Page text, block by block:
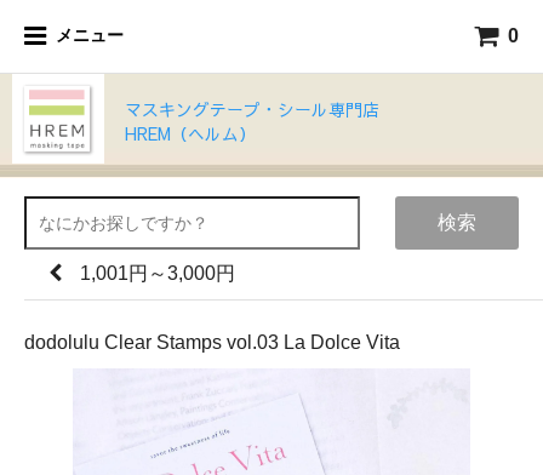
メニュー 0
マスキングテープ・シール専門店
HREM（ヘルム）
検索
1,001円～3,000円
dodolulu Clear Stamps vol.03 La Dolce Vita